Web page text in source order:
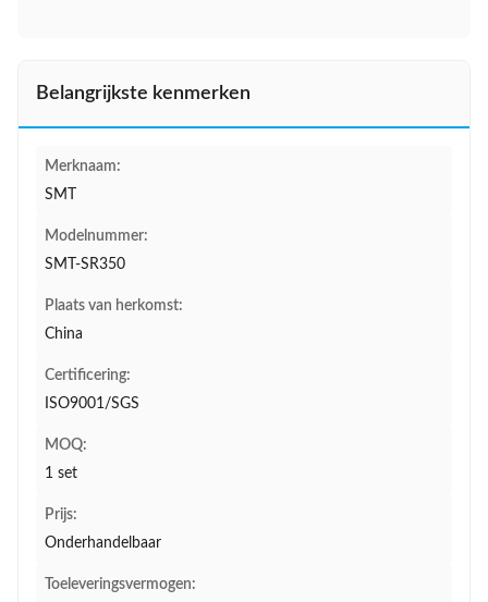
Belangrijkste kenmerken
Merknaam:
SMT
Modelnummer:
SMT-SR350
Plaats van herkomst:
China
Certificering:
ISO9001/SGS
MOQ:
1 set
Prijs:
Onderhandelbaar
Toeleveringsvermogen: